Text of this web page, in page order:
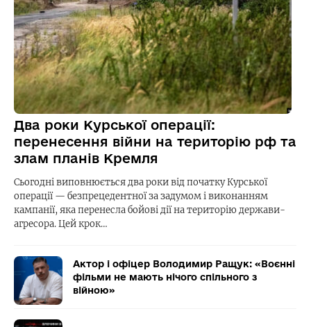
Два роки Курської операції:
перенесення війни на територію рф та
злам планів Кремля
Сьогодні виповнюється два роки від початку Курської
операції — безпрецедентної за задумом і виконанням
кампанії, яка перенесла бойові дії на територію держави-
агресора. Цей крок…
Актор і офіцер Володимир Ращук: «Воєнні
фільми не мають нічого спільного з
війною»